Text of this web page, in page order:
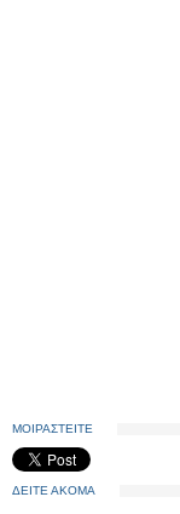
ΜΟΙΡΑΣΤΕΙΤΕ
ΔΕΙΤΕ ΑΚΟΜΑ